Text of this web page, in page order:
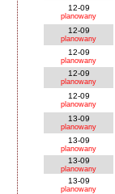
12-09
planowany
12-09
planowany
12-09
planowany
12-09
planowany
12-09
planowany
13-09
planowany
13-09
planowany
13-09
planowany
13-09
planowany